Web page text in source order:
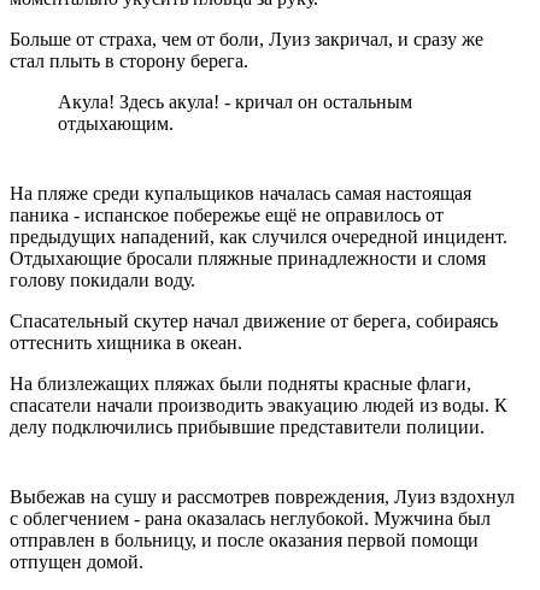
Больше от страха, чем от боли, Луиз закричал, и сразу же
стал плыть в сторону берега.
Акула! Здесь акула! - кричал он остальным
отдыхающим.
На пляже среди купальщиков началась самая настоящая
паника - испанское побережье ещё не оправилось от
предыдущих нападений, как случился очередной инцидент.
Отдыхающие бросали пляжные принадлежности и сломя
голову покидали воду.
Спасательный скутер начал движение от берега, собираясь
оттеснить хищника в океан.
На близлежащих пляжах были подняты красные флаги,
спасатели начали производить эвакуацию людей из воды. К
делу подключились прибывшие представители полиции.
Выбежав на сушу и рассмотрев повреждения, Луиз вздохнул
с облегчением - рана оказалась неглубокой. Мужчина был
отправлен в больницу, и после оказания первой помощи
отпущен домой.